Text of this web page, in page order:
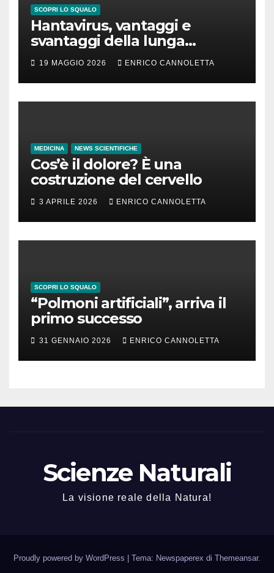
SCOPRI LO SQUALO
Hantavirus, vantaggi e
svantaggi della lunga
incubazione
19 MAGGIO 2026 ENRICO CANNOLETTA
MEDICINA NEWS SCIENTIFICHE
Cos’è il dolore? È una
costruzione del cervello
3 APRILE 2026 ENRICO CANNOLETTA
SCOPRI LO SQUALO
“Polmoni artificiali”, arriva il
primo successo
31 GENNAIO 2026 ENRICO CANNOLETTA
Scienze Naturali
La visione reale della Natura!
Proudly powered by WordPress Tema: Newspaperex di Themeansar.